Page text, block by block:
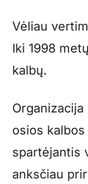
Vėliau
Iki 1998
kalbų.
osios
spartėjantis
anksčiau